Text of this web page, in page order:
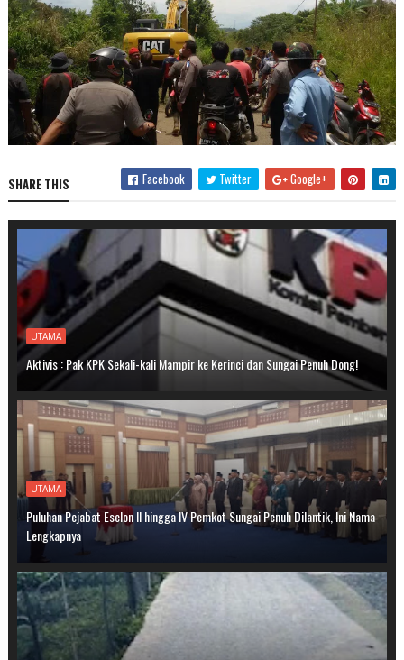
SHARE THIS Facebook Twitter Google+
UTAMA
Aktivis : Pak KPK Sekali-kali Mampir ke Kerinci dan Sungai Penuh Dong!
UTAMA
Puluhan Pejabat Eselon II hingga IV Pemkot Sungai Penuh Dilantik, Ini Nama
Lengkapnya